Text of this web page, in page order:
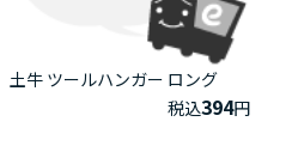
土牛 ツールハンガー ロング
税込394円